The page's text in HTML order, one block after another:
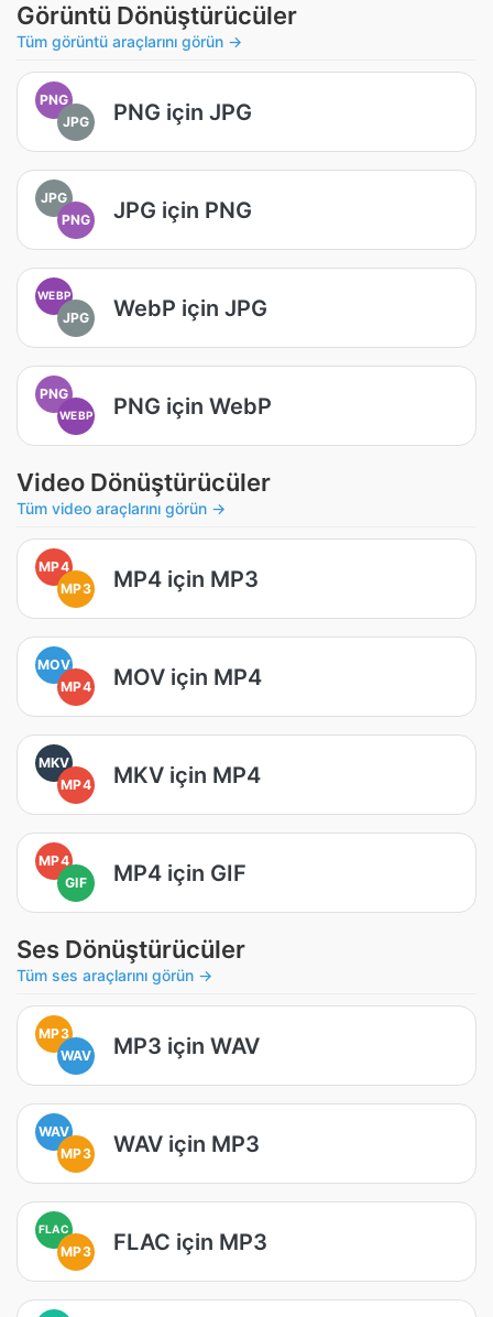
Görüntü Dönüştürücüler
Tüm görüntü araçlarını görün →
PNG
JPG
PNG için JPG
JPG
PNG
JPG için PNG
WEBP
JPG WebP için JPG
PNG
WEBP PNG için WebP
Video Dönüştürücüler
Tüm video araçlarını görün →
MP4
MP3
MP4 için MP3
MOV
MP4
MOV için MP4
MKV
MP4
MKV için MP4
MP4
GIF
MP4 için GIF
Ses Dönüştürücüler
Tüm ses araçlarını görün →
MP3
WAV
MP3 için WAV
WAV
MP3
WAV için MP3
FLAC
MP3 FLAC için MP3